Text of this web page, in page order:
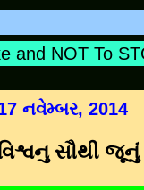
NOT To
નવેમ્બર, 2014
સૌથી